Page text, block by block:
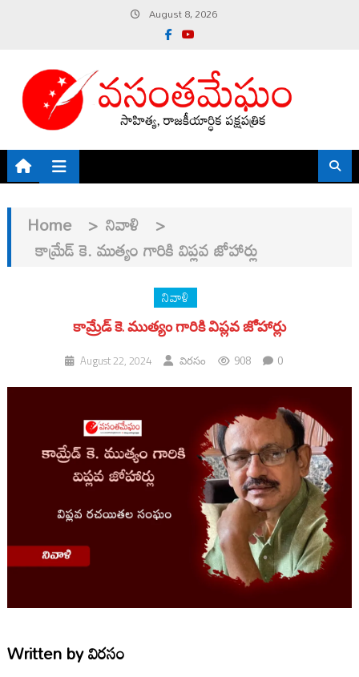
content
August 8, 2026
Home > నివాళి >
కామ్రేడ్‌ కె. ముత్యం గారికి విప్లవ జోహార్లు
నివాళి
కామ్రేడ్‌ కె. ముత్యం గారికి విప్లవ జోహార్లు
August 22, 2024 విరసం 908 0
Written byవిరసం